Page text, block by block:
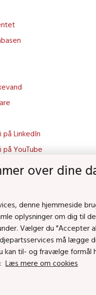
LinkedIn
YouTube
nyheder som RSS
over dine
denne hjemmeside
oplysninger om dig til
Vælger du "Accepter
må lægge
kan til- og fravælge formål
Læs mere om cookies